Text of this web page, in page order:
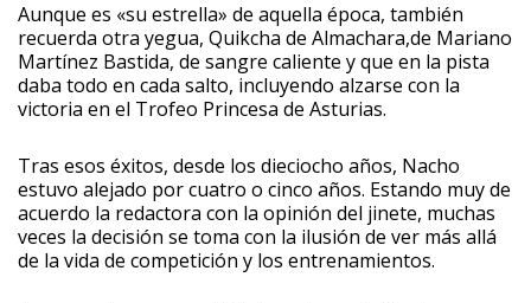
Aunque es «su estrella» de aquella época, también
recuerda otra yegua, Quikcha de Almachara,de Mariano
Martínez Bastida, de sangre caliente y que en la pista
daba todo en cada salto, incluyendo alzarse con la
victoria en el Trofeo Princesa de Asturias.
Tras esos éxitos, desde los dieciocho años, Nacho
estuvo alejado por cuatro o cinco años. Estando muy de
acuerdo la redactora con la opinión del jinete, muchas
veces la decisión se toma con la ilusión de ver más allá
de la vida de competición y los entrenamientos.